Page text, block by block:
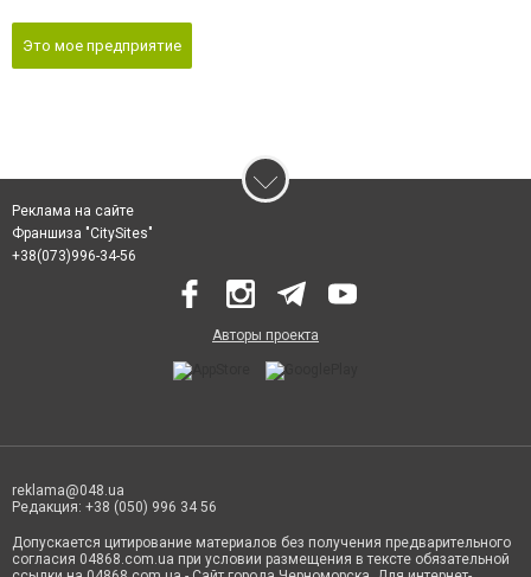
Это мое предприятие
Реклама на сайте
Франшиза "CitySites"
‎+38(073)996-34-56
Авторы проекта
reklama@048.ua
Редакция: +38 (050) 996 34 56
Допускается цитирование материалов без получения предварительного
согласия 04868.com.ua при условии размещения в тексте обязательной